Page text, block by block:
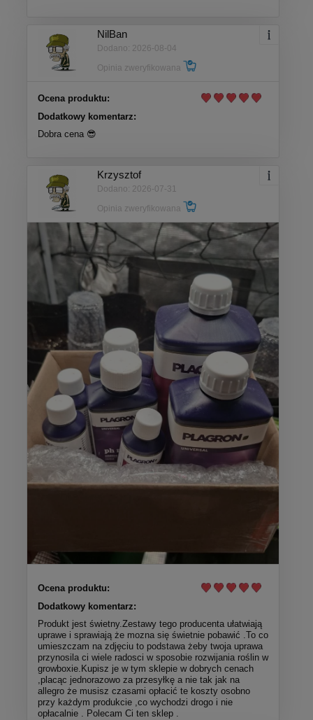
NilBan
Dodano: 2026-08-04
Opinia zweryfikowana
Ocena produktu:
Dodatkowy komentarz:
Dobra cena 😎
Krzysztof
Dodano: 2026-07-31
Opinia zweryfikowana
Ocena produktu:
Dodatkowy komentarz:
Produkt jest świetny.Zestawy tego producenta ułatwiają
uprawe i sprawiają że mozna się świetnie pobawić .To co
umieszczam na zdjęciu to podstawa żeby twoja uprawa
przynosila ci wiele radosci w sposobie rozwijania roślin w
growboxie.Kupisz je w tym sklepie w dobrych cenach
,placąc jednorazowo za przesyłkę a nie tak jak na
allegro że musisz czasami opłacić te koszty osobno
przy każdym produkcie ,co wychodzi drogo i nie
opłacalnie . Polecam Ci ten sklep .